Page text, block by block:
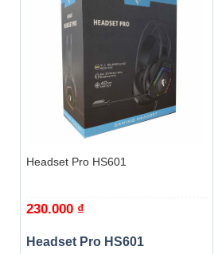
Headset Pro HS601
230.000 ₫
Headset Pro HS601